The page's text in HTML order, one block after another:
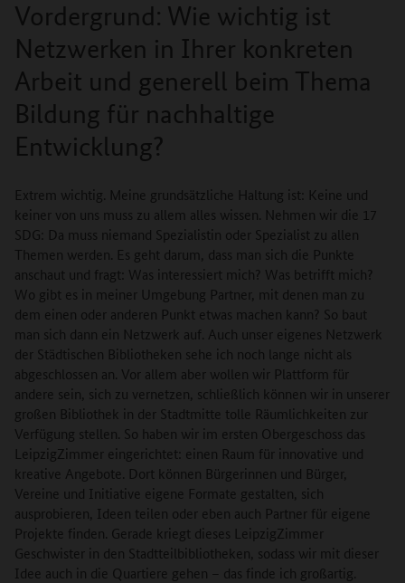
Vordergrund: Wie wichtig ist
Netzwerken in Ihrer konkreten
Arbeit und generell beim Thema
Bildung für nachhaltige
Entwicklung?
Extrem wichtig. Meine grundsätzliche Haltung ist: Keine und
keiner von uns muss zu allem alles wissen. Nehmen wir die 17
SDG: Da muss niemand Spezialistin oder Spezialist zu allen
Themen werden. Es geht darum, dass man sich die Punkte
anschaut und fragt: Was interessiert mich? Was betrifft mich?
Wo gibt es in meiner Umgebung Partner, mit denen man zu
dem einen oder anderen Punkt etwas machen kann? So baut
man sich dann ein Netzwerk auf. Auch unser eigenes Netzwerk
der Städtischen Bibliotheken sehe ich noch lange nicht als
abgeschlossen an. Vor allem aber wollen wir Plattform für
andere sein, sich zu vernetzen, schließlich können wir in unserer
großen Bibliothek in der Stadtmitte tolle Räumlichkeiten zur
Verfügung stellen. So haben wir im ersten Obergeschoss das
LeipzigZimmer eingerichtet: einen Raum für innovative und
kreative Angebote. Dort können Bürgerinnen und Bürger,
Vereine und Initiative eigene Formate gestalten, sich
ausprobieren, Ideen teilen oder eben auch Partner für eigene
Projekte finden. Gerade kriegt dieses LeipzigZimmer
Geschwister in den Stadtteilbibliotheken, sodass wir mit dieser
Idee auch in die Quartiere gehen – das finde ich großartig.